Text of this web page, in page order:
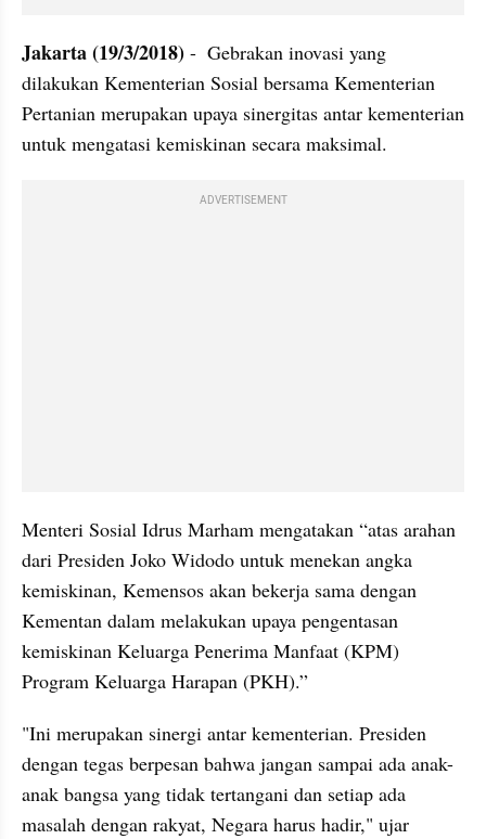
Jakarta (19/3/2018) -  Gebrakan inovasi yang
dilakukan Kementerian Sosial bersama Kementerian
Pertanian merupakan upaya sinergitas antar kementerian
untuk mengatasi kemiskinan secara maksimal.
ADVERTISEMENT
Menteri Sosial Idrus Marham mengatakan “atas arahan
dari Presiden Joko Widodo untuk menekan angka
kemiskinan, Kemensos akan bekerja sama dengan
Kementan dalam melakukan upaya pengentasan
kemiskinan Keluarga Penerima Manfaat (KPM)
Program Keluarga Harapan (PKH).”
"Ini merupakan sinergi antar kementerian. Presiden
dengan tegas berpesan bahwa jangan sampai ada anak-
anak bangsa yang tidak tertangani dan setiap ada
masalah dengan rakyat, Negara harus hadir," ujar